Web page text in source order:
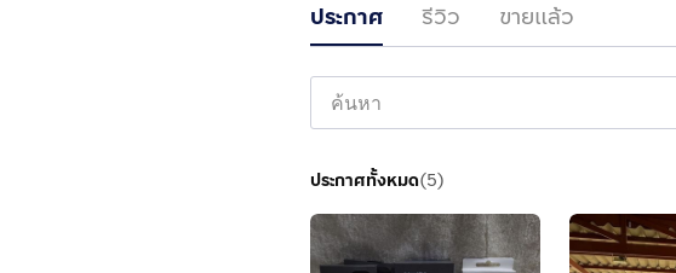
ประกาศ รีวิว ขายแล้ว
ประกาศทั้งหมด(5)